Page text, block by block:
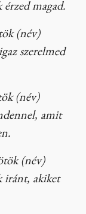
magad.
(név)
szerelmed
(név)
amit
(név)
iránt, akiket